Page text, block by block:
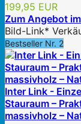
199,95 EUR
Zum Angebot
Bild-Link*
Bestseller Nr. 2
Inter Link -
Stauraum –
massivholz –